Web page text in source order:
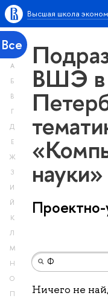
Высшая школа
Все
А
Б
В
Г
Д
Е
Ж
З
И
Й
К
Л
М
Н
О
П
ВШЭ в
науки»
Проектно-
Ничего не